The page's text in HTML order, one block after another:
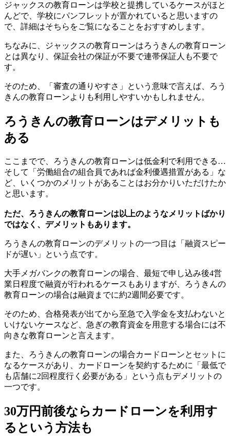
ジャックスの教育ローンは学校と提携しているケースがほと
んどで、学校にパンフレットが置かれていると思いますの
で、詳細はそちらをご覧になることをおすすめします。
ちなみに、ジャックスの教育ローンはろうきんの教育ローン
とは異なり、保証会社の保証が不要で連帯保証人も不要で
す。
そのため、「審査の通りやすさ」という意味で言えば、ろう
きんの教育ローンよりも利用しやすいかもしれません。
ろうきんの教育ローンはデメリットも
ある
ここまでで、ろうきんの教育ローンは低金利で利用できる…
そして「労働組合の組合員であれば金利優遇措置がある」な
ど、いくつかのメリットがあることはお分かりいただけたか
と思います。
ただ、ろうきんの教育ローンは以上のようなメリットばかり
ではなく、デメリットもあります。
ろうきんの教育ローンのデメリットの一つ目は「融資スピー
ドが遅い」という点です。
大手メガバンクの教育ローンの場合、最短で申し込み後4営
業日程度で融資が行われるケースもありますが、ろうきんの
教育ローンの場合は融資までに約2週間必要です。
そのため、合格発表が出てから至急で入学金を支払わないと
いけないケースなど、急ぎの教育資金を用意する場合には不
向きな教育ローンと言えます。
また、ろうきんの教育ローンの場合カードローンとセットに
なるケースがあり、カードローンを契約するために「最低で
も店舗に2回程度行く必要がある」という点もデメリットの
一つです。
30万円前後ならカードローンを利用す
るという方法も